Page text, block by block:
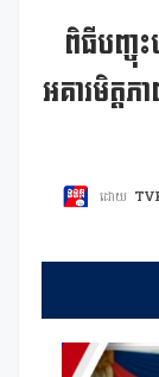
ពិធីបញ្ចុ
អគារមិត្តភ
ដោយ